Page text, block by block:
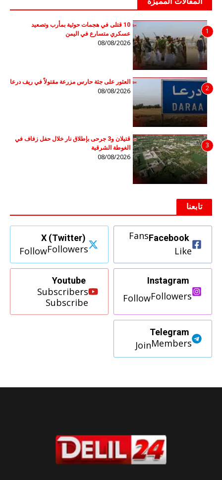
1
10 قتلى في هجمات حوثية بمأرب وتصعيد
عسكري متسارع في اليمن
08/08/2026
2
العثور على جثة حارس مزرعة مقتولاً في ريف درعا
08/08/2026
3
قتيلان و3 جرحى بإطلاق نار خلال حفل زفاف في
الغوطة الشرقية
08/08/2026
تابعنا
Facebook
Fans
Like
X (Twitter)
Followers
Follow
Instagram
Followers
Follow
Youtube
Subscribers
Subscribe
Telegram
Members
Join